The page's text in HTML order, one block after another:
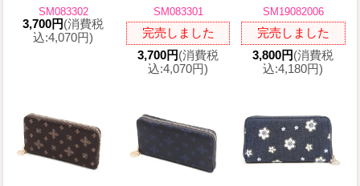
SM083302
3,700円(消費税
込:4,070円)
SM083301
完売しました
3,700円(消費税
込:4,070円)
SM19082006
完売しました
3,800円(消費税
込:4,180円)